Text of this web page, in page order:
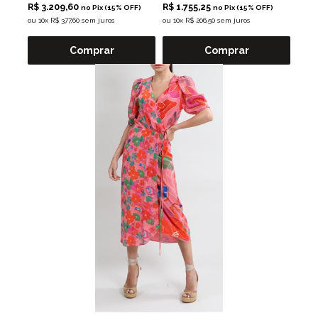
R$ 3.209,60 no Pix (15% OFF)
ou 10x R$ 377,60 sem juros
Comprar
R$ 1.755,25 no Pix (15% OFF)
ou 10x R$ 206,50 sem juros
Comprar